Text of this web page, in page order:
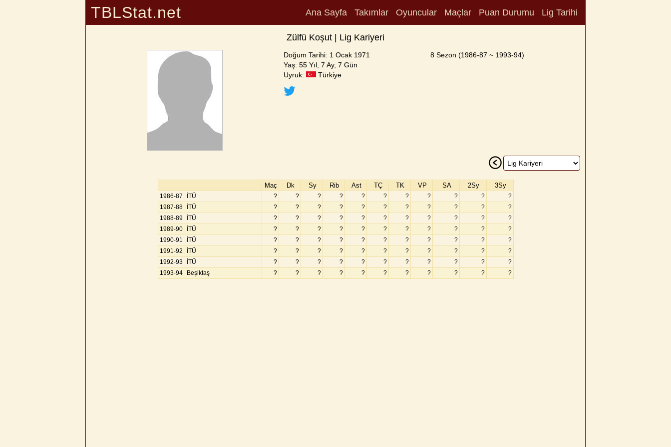
TBLStat.net Ana Sayfa Takımlar Oyuncular Maçlar Puan Durumu Lig Tarihi
Zülfü Koşut | Lig Kariyeri
Doğum Tarihi: 1 Ocak 1971
Yaş: 55 Yıl, 7 Ay, 7 Gün
Uyruk:
Türkiye
8 Sezon (1986-87 ~ 1993-94)
Maç Dk Sy Rib Ast TÇ TK VP SA 2Sy 3Sy
1986-87 İTÜ ? ? ? ? ? ? ? ? ? ?
?
1987-88
İTÜ ? ? ? ? ? ? ? ? ? ?
?
1988-89
İTÜ ? ? ? ? ? ? ? ? ? ?
?
1989-90
İTÜ ? ? ? ? ? ? ? ? ? ?
?
1990-91
İTÜ ? ? ? ? ? ? ? ? ? ?
?
1991-92
İTÜ ? ? ? ? ? ? ? ? ? ?
?
1992-93
İTÜ ? ? ? ? ? ? ? ? ? ?
?
1993-94
Beşiktaş ? ? ? ? ? ? ? ? ? ? ?